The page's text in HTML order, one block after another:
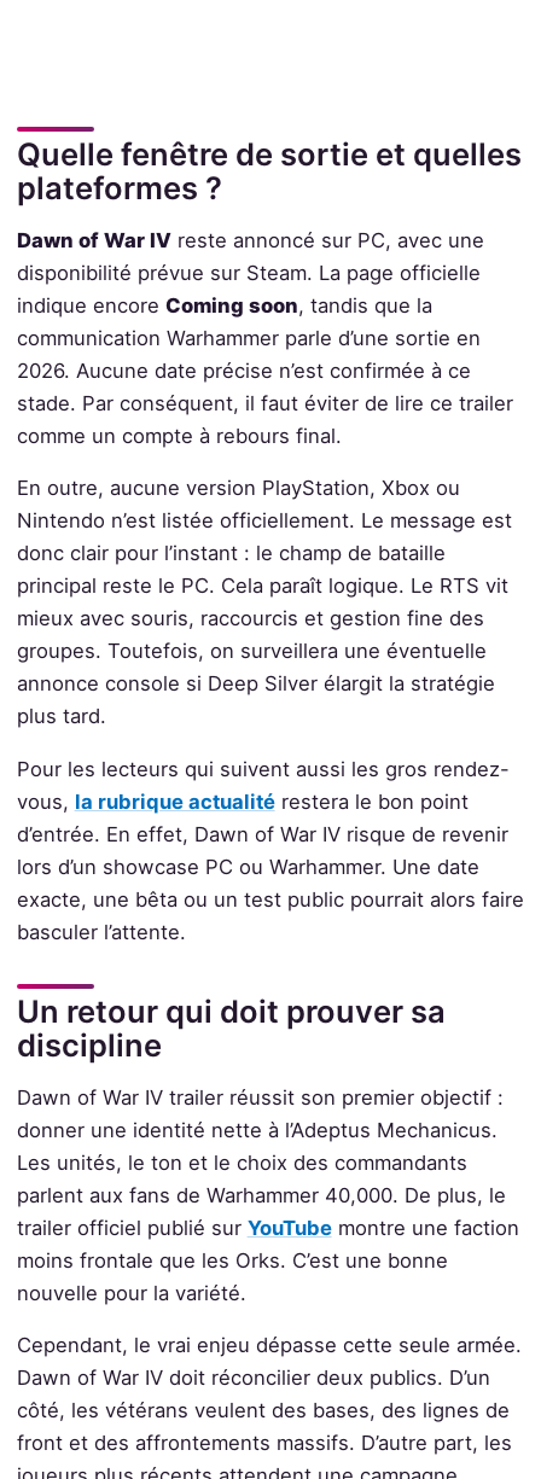
Quelle fenêtre de sortie et quelles
plateformes ?
Dawn of War IVreste annoncé sur PC, avec une
disponibilité prévue sur Steam. La page officielle
indique encore Coming soon, tandis que la
communication Warhammer parle d’une sortie en
2026. Aucune date précise n’est confirmée à ce
stade. Par conséquent, il faut éviter de lire ce trailer
comme un compte à rebours final.
En outre, aucune version PlayStation, Xbox ou
Nintendo n’est listée officiellement. Le message est
donc clair pour l’instant : le champ de bataille
principal reste le PC. Cela paraît logique. Le RTS vit
mieux avec souris, raccourcis et gestion fine des
groupes. Toutefois, on surveillera une éventuelle
annonce console si Deep Silver élargit la stratégie
plus tard.
Pour les lecteurs qui suivent aussi les gros rendez-
vous, la rubrique actualitérestera le bon point
d’entrée. En effet, Dawn of War IV risque de revenir
lors d’un showcase PC ou Warhammer. Une date
exacte, une bêta ou un test public pourrait alors faire
basculer l’attente.
Un retour qui doit prouver sa
discipline
Dawn of War IV trailer réussit son premier objectif :
donner une identité nette à l’Adeptus Mechanicus.
Les unités, le ton et le choix des commandants
parlent aux fans de Warhammer 40,000. De plus, le
trailer officiel publié sur YouTubemontre une faction
moins frontale que les Orks. C’est une bonne
nouvelle pour la variété.
Cependant, le vrai enjeu dépasse cette seule armée.
Dawn of War IV doit réconcilier deux publics. D’un
côté, les vétérans veulent des bases, des lignes de
front et des affrontements massifs. D’autre part, les